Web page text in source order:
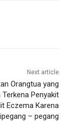
Next article
Orangtua yang
Terkena Penyakit
Eczema Karena
– pegang